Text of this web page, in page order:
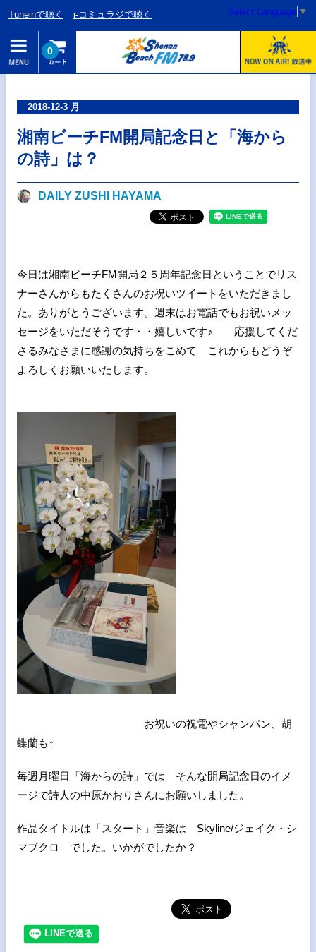
Tuneinで聴く i-コミュラジで聴く Select Language ▼
0
2018-12-3 月
湘南ビーチFM開局記念日と「海から
の詩」は？
DAILY ZUSHI HAYAMA
今日は湘南ビーチFM開局２５周年記念日ということでリス
ナーさんからもたくさんのお祝いツイートをいただきまし
た。ありがとうございます。週末はお電話でもお祝いメッ
セージをいただそうです・・嬉しいです♪ 応援してくだ
さるみなさまに感謝の気持ちをこめて これからもどうぞ
よろしくお願いいたします。
お祝いの祝電やシャンパン、胡
蝶蘭も↑
毎週月曜日「海からの詩」では そんな開局記念日のイメ
ージで詩人の中原かおりさんにお願いしました。
作品タイトルは「スタート」音楽は Skyline/ジェイク・シ
マブクロ でした。いかがでしたか？